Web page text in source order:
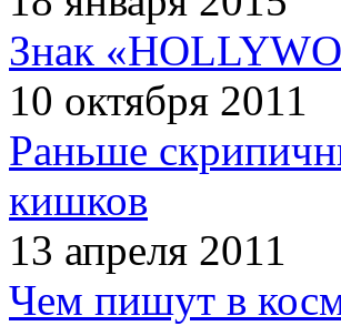
Знак
10 октября 2011
Раньше
кишков
13 апреля 2011
Чем пишут в